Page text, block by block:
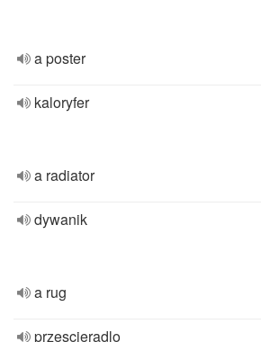
a poster
kaloryfer
a radiator
dywanik
a rug
przescieradlo